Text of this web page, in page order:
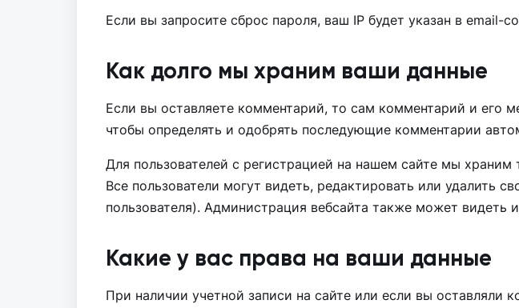
Если вы запросите сброс пароля, ваш IP будет указан в email-
Как долго мы храним ваши данные
Если вы оставляете комментарий, то сам комментарий и его
чтобы определять и одобрять последующие комментарии
Для пользователей с регистрацией на нашем сайте мы
Все пользователи могут видеть, редактировать или
пользователя). Администрация вебсайта также может видеть
Какие у вас права на ваши данные
При наличии учетной записи на сайте или если вы оставляли